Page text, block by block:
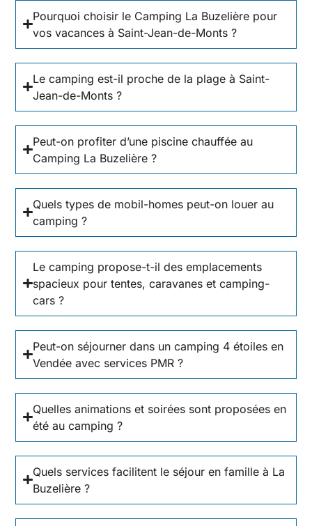
Pourquoi choisir le Camping La Buzelière pour
vos vacances à Saint-Jean-de-Monts ?
Le camping est-il proche de la plage à Saint-
Jean-de-Monts ?
Peut-on profiter d’une piscine chauffée au
Camping La Buzelière ?
Quels types de mobil-homes peut-on louer au
camping ?
Le camping propose-t-il des emplacements
spacieux pour tentes, caravanes et camping-
cars ?
Peut-on séjourner dans un camping 4 étoiles en
Vendée avec services PMR ?
Quelles animations et soirées sont proposées en
été au camping ?
Quels services facilitent le séjour en famille à La
Buzelière ?